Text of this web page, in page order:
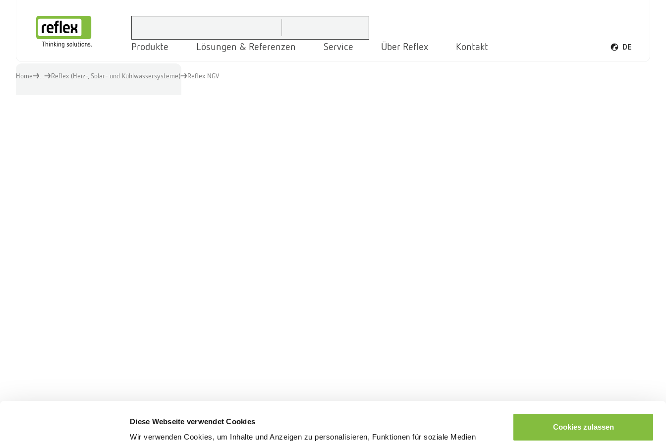
Diese Webseite verwendet Cookies
Wir verwenden Cookies, um Inhalte und Anzeigen zu personalisieren, Funktionen für soziale Medien
Cookies zulassen
Produkte Lösungen & Referenzen Service Über Reflex Kontakt DE
Sprachmenü
Home Reflex (Heiz-, Solar- und Kühlwassersysteme) Reflex NGV